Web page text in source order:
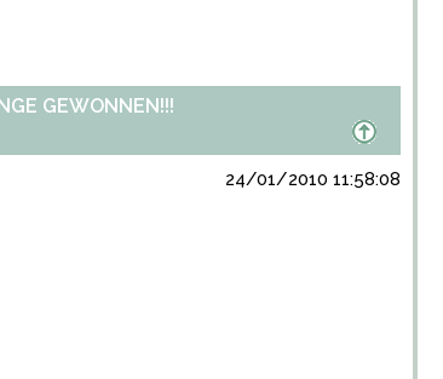
GEWONNEN!!!
24/01/2010 11:58:08